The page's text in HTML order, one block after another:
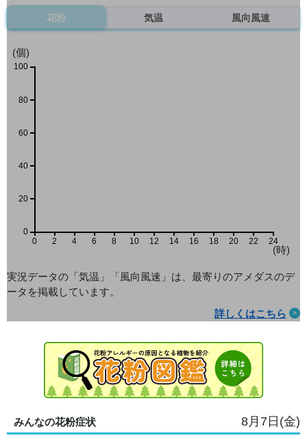
花粉 気温 風向風速
0 2 4 6 8 10 12 14 16 18 20 22 24
(個)
(時)
0
20
40
60
80
100
実況データの「気温」「風向風速」は、最寄りのアメダスのデ
ータを掲載しています。
詳しくはこちら
みんなの花粉症状 8月7日(金)